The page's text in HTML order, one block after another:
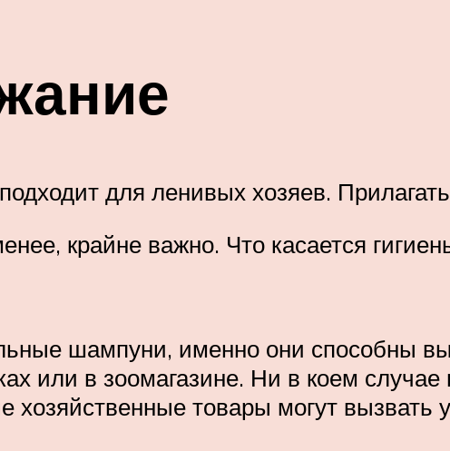
для ленивых хозяев.
крайне важно. Что касается
шампуни, именно они способны
или в зоомагазине. Ни в коем
товары могут вызвать